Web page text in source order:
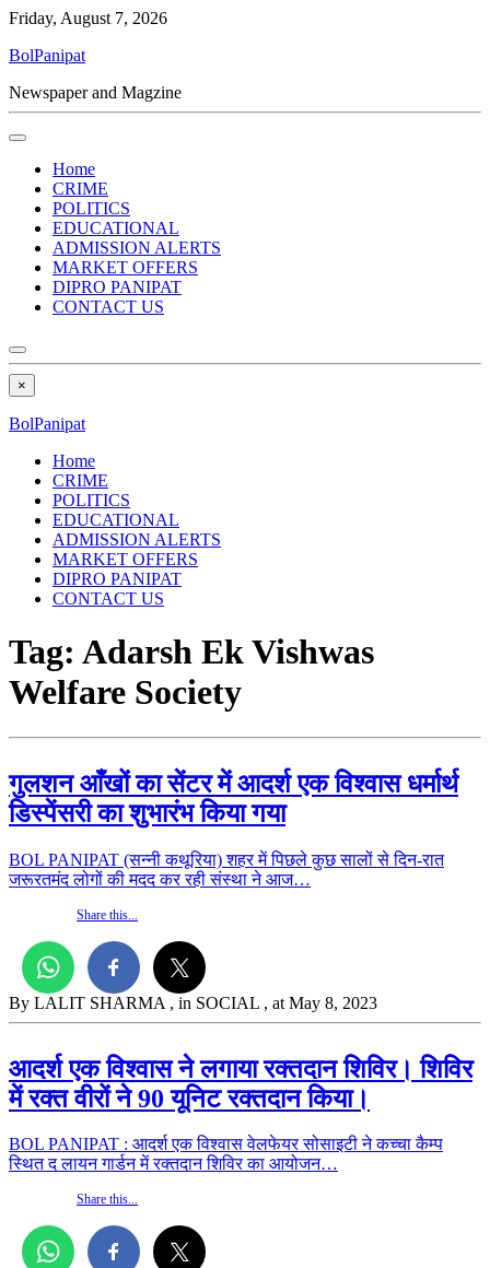
Friday, August 7, 2026
BolPanipat
Newspaper and Magzine
Home
CRIME
POLITICS
EDUCATIONAL
ADMISSION ALERTS
MARKET OFFERS
DIPRO PANIPAT
CONTACT US
×
BolPanipat
Home
CRIME
POLITICS
EDUCATIONAL
ADMISSION ALERTS
MARKET OFFERS
DIPRO PANIPAT
CONTACT US
Tag: Adarsh ​​Ek Vishwas
Welfare Society
गुलशन आँखों का सेंटर में आदर्श एक विश्वास धर्मार्थ
डिस्पेंसरी का शुभारंभ किया गया
BOL PANIPAT (सन्नी कथूरिया) शहर में पिछले कुछ सालों से दिन-रात
जरूरतमंद लोगों की मदद कर रही संस्था ने आज…
Share this...
By LALIT SHARMA , in SOCIAL , at May 8, 2023
आदर्श एक विश्वास ने लगाया रक्तदान शिविर। शिविर
में रक्त वीरों ने 90 यूनिट रक्तदान किया।
BOL PANIPAT : आदर्श एक विश्वास वेलफेयर सोसाइटी ने कच्चा कैम्प
स्थित द लायन गार्डन में रक्तदान शिविर का आयोजन…
Share this...